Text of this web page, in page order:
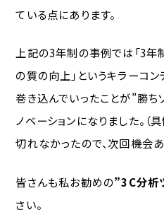
ている点にあります。
上記の3年制の事例では「3
の質の向上」というキラーコ
巻き込んでいったことが”勝
ノベーションになりました。
切れなかったので、次回機会あ
皆さんも私お勧めの”3C分析
さい。